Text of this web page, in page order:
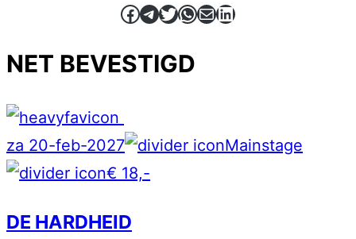
Facebook
Telegram
Twitter
WhatsApp
E-mailLinkedIn
NET BEVESTIGD
za 20-feb-2027
Mainstage
€ 18,-
DE HARDHEID